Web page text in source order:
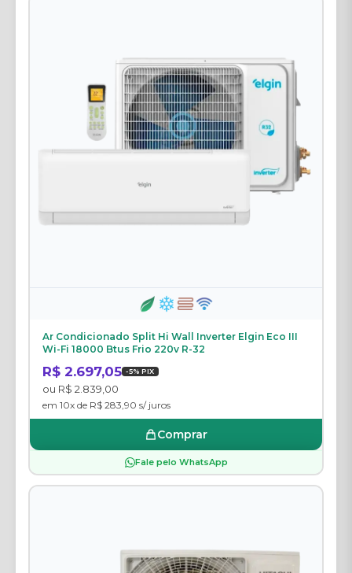
Ar Condicionado Split Hi Wall Inverter Elgin Eco III
Wi-Fi 18000 Btus Frio 220v R-32
R$ 2.697,05 -5% PIX
ou R$ 2.839,00
em 10x de R$ 283,90 s/ juros
Comprar
Fale pelo WhatsApp